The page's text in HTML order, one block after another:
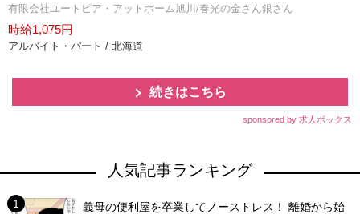
有限会社ユートピア・アットホーム旭川/春光の金さん銀さん
時給1,075円
アルバイト・パート / 北海道
続きはこちら
sponsored by 求人ボックス
人気記事ランキング
義母の便利屋を卒業してノーストレス！ 離婚から始